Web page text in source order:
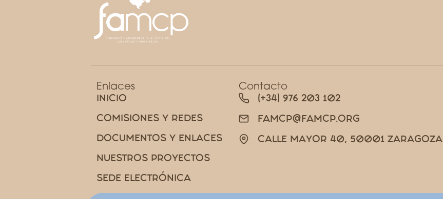
Enlaces
INICIO
COMISIONES Y REDES
DOCUMENTOS Y ENLACES
NUESTROS PROYECTOS
SEDE ELECTRÓNICA
Contacto
(+34) 976 203 102
FAMCP@FAMCP.ORG
CALLE MAYOR 40, 50001 ZARAGOZA